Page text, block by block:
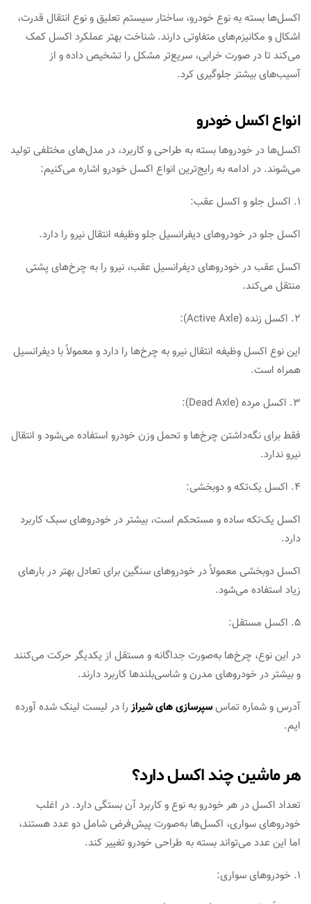
اکسل‌ها بسته به نوع خودرو، ساختار سیستم تعلیق و نوع انتقال قدرت،
اشکال و مکانیزم‌های متفاوتی دارند. شناخت بهتر عملکرد اکسل کمک
می‌کند تا در صورت خرابی، سریع‌تر مشکل را تشخیص داده و از
آسیب‌های بیشتر جلوگیری کرد.
انواع اکسل خودرو
اکسل‌ها در خودروها بسته به طراحی و کاربرد، در مدل‌های مختلفی تولید
می‌شوند. در ادامه به رایج‌ترین انواع اکسل خودرو اشاره می‌کنیم:
۱. اکسل جلو و اکسل عقب:
اکسل جلو در خودروهای دیفرانسیل جلو وظیفه انتقال نیرو را دارد.
اکسل عقب در خودروهای دیفرانسیل عقب، نیرو را به چرخ‌های پشتی
منتقل می‌کند.
۲. اکسل زنده (Active Axle):
این نوع اکسل وظیفه انتقال نیرو به چرخ‌ها را دارد و معمولاً با دیفرانسیل
همراه است.
۳. اکسل مرده (Dead Axle):
فقط برای نگه‌داشتن چرخ‌ها و تحمل وزن خودرو استفاده می‌شود و انتقال
نیرو ندارد.
۴. اکسل یک‌تکه و دوبخشی:
اکسل یک‌تکه ساده و مستحکم است، بیشتر در خودروهای سبک کاربرد
دارد.
اکسل دوبخشی معمولاً در خودروهای سنگین برای تعادل بهتر در بارهای
زیاد استفاده می‌شود.
۵. اکسل مستقل:
در این نوع، چرخ‌ها به‌صورت جداگانه و مستقل از یکدیگر حرکت می‌کنند
و بیشتر در خودروهای مدرن و شاسی‌بلندها کاربرد دارند.
آدرس و شماره تماسسپرسازی های شیرازرا در لیست لینک شده آورده
ایم.
هر ماشین چند اکسل دارد؟
تعداد اکسل در هر خودرو به نوع و کاربرد آن بستگی دارد. در اغلب
خودروهای سواری، اکسل‌ها به‌صورت پیش‌فرض شامل دو عدد هستند،
اما این عدد می‌تواند بسته به طراحی خودرو تغییر کند.
۱. خودروهای سواری: